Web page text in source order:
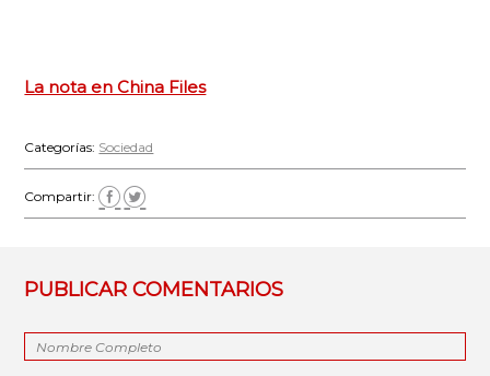
La nota en China Files
Categorías: Sociedad
Compartir:
PUBLICAR COMENTARIOS